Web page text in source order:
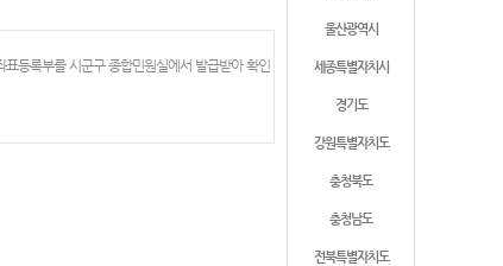
울산광역시
세종특별자치시
경기도
강원특별자치도
충청북도
충청남도
전북특별자치도
등록부를 시군구 종합민원실에서 발급받아 확인